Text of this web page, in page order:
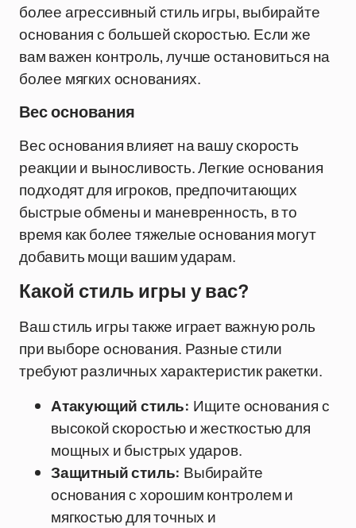
более агрессивный стиль игры, выбирайте
основания с большей скоростью. Если же
вам важен контроль, лучше остановиться на
более мягких основаниях.
Вес основания
Вес основания влияет на вашу скорость
реакции и выносливость. Легкие основания
подходят для игроков, предпочитающих
быстрые обмены и маневренность, в то
время как более тяжелые основания могут
добавить мощи вашим ударам.
Какой стиль игры у вас?
Ваш стиль игры также играет важную роль
при выборе основания. Разные стили
требуют различных характеристик ракетки.
Атакующий стиль: Ищите основания с
высокой скоростью и жесткостью для
мощных и быстрых ударов.
Защитный стиль: Выбирайте
основания с хорошим контролем и
мягкостью для точных и